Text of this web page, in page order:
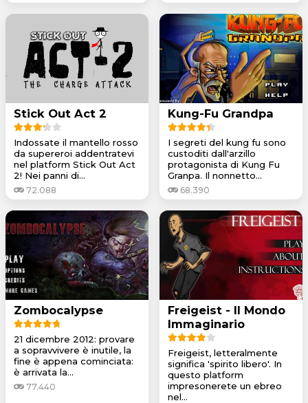
Stick Out Act 2
Indossate il mantello rosso
da supereroi addentratevi
nel platform Stick Out Act
2! Nei panni di...
72.088
Kung-Fu Grandpa
I segreti del kung fu sono
custoditi dall'arzillo
protagonista di Kung Fu
Granpa. Il nonnetto...
68.390
Zombocalypse
21 dicembre 2012: provare
a sopravvivere è inutile, la
fine è appena cominciata:
è arrivata la...
77.440
Freigeist - Il Mondo
Immaginario
Freigeist, letteralmente
significa 'spirito libero'. In
questo platform
impresonerete un ebreo
nel...